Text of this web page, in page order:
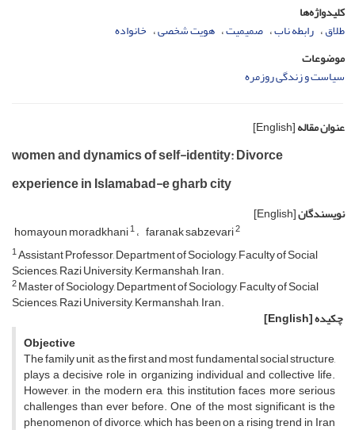
کلیدواژه‌ها
طلاق رابطه ناب صمیمیت هویت شخصی خانواده
موضوعات
سیاست و زندگی روزمره
عنوان مقاله[English]
women and dynamics of self-identity: Divorce
experience in Islamabad-e gharb city
نویسندگان[English]
homayoun moradkhani1 faranak sabzevari2
1Assistant Professor, Department of Sociology, Faculty of Social
Sciences, Razi University, Kermanshah, Iran.
2Master of Sociology, Department of Sociology, Faculty of Social
Sciences, Razi University, Kermanshah, Iran.
چکیده[English]
Objective
The family unit, as the first and most fundamental social structure,
plays a decisive role in organizing individual and collective life.
However, in the modern era, this institution faces more serious
challenges than ever before. One of the most significant is the
phenomenon of divorce, which has been on a rising trend in Iran